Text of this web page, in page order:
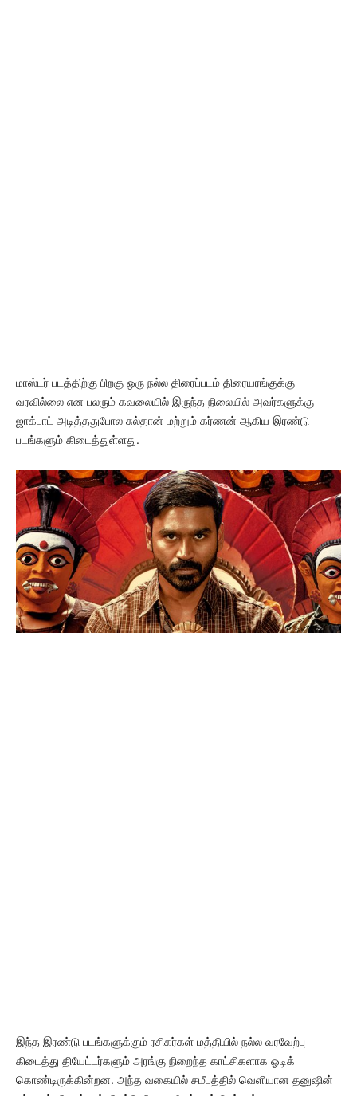
மாஸ்டர் படத்திற்கு பிறகு ஒரு நல்ல திரைப்படம் திரையரங்குக்கு
வரவில்லை என பலரும் கவலையில் இருந்த நிலையில் அவர்களுக்கு
ஜாக்பாட் அடித்ததுபோல சுல்தான் மற்றும் கர்ணன் ஆகிய இரண்டு
படங்களும் கிடைத்துள்ளது.
இந்த இரண்டு படங்களுக்கும் ரசிகர்கள் மத்தியில் நல்ல வரவேற்பு
கிடைத்து தியேட்டர்களும் அரங்கு நிறைந்த காட்சிகளாக ஓடிக்
கொண்டிருக்கின்றன. அந்த வகையில் சமீபத்தில் வெளியான தனுஷின்